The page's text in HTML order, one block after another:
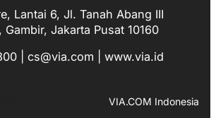
Lantai 6, Jl. Tanah Abang III
Gambir, Jakarta Pusat 10160
| cs@via.com | www.via.id
VIA.COM Indonesia